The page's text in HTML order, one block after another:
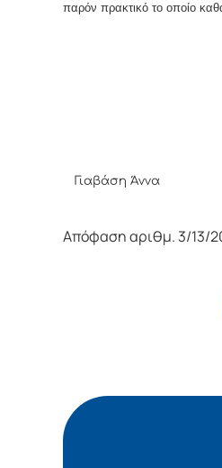
παρόν πρακτικό το οποίο
Γιαβάση Άννα
Απόφαση αριθμ. 3/13/